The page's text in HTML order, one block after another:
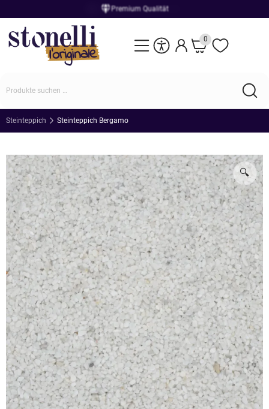
Einzigartige Naturprodukte
0
Steinteppich Steinteppich Bergamo
🔍